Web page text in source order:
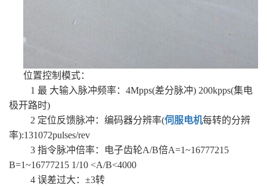
位置控制模式：
1 最 大输入脉冲频率：4Mpps(差分脉冲) 200kpps(集电
极开路时)
2 定位反馈脉冲：编码器分辨率(伺服电机每转的分辨
率):131072pulses/rev
3 指令脉冲倍率：电子齿轮A/B倍A=1~16777215
B=1~16777215 1/10 <A/B<4000
4 误差过大：±3转